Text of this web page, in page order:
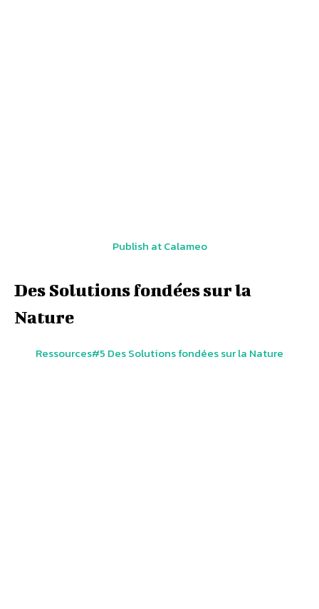
Publish at Calameo
Des Solutions fondées sur la
Nature
Ressources#5 Des Solutions fondées sur la Nature